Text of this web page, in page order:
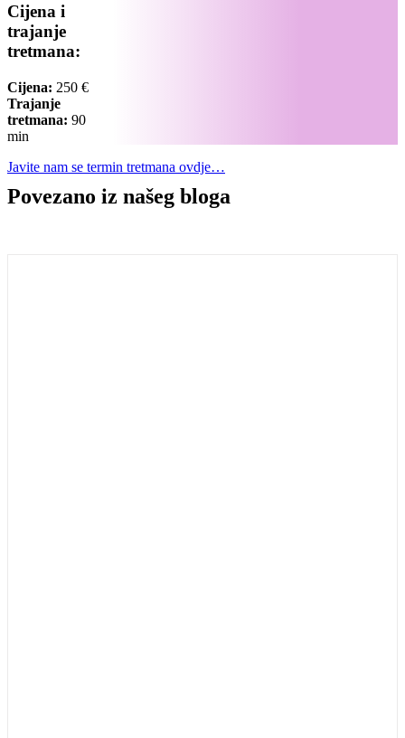
Cijena i
trajanje
tretmana:
Cijena: 250 €
Trajanje
tretmana: 90
min
Javite nam se termin tretmana ovdje…
Povezano iz našeg bloga